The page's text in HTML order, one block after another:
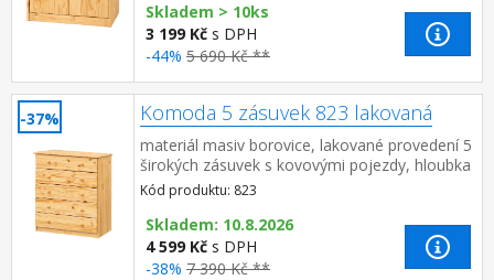
Skladem > 10ks
3 199 Kč s DPH
-44% 5 690 Kč **
-37% Komoda 5 zásuvek 823 lakovaná
materiál masiv borovice, lakované provedení 5
širokých zásuvek s kovovými pojezdy, hloubka
zásuvky 36,5 cm
Kód produktu: 823
Skladem: 10.8.2026
4 599 Kč s DPH
-38% 7 390 Kč **